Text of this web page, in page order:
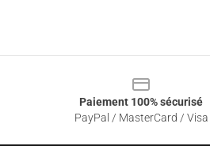
Paiement 100% sécurisé
PayPal / MasterCard / Visa